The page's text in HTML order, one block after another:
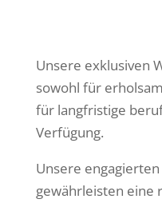
Unsere exklusiven
sowohl für
für langfristige
Verfügung.
Unsere
gewährleisten eine